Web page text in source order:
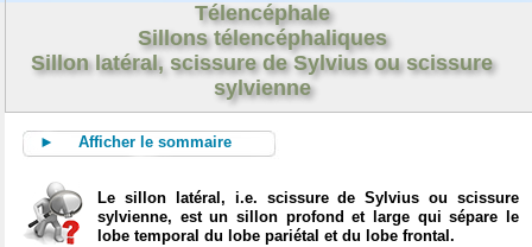
Télencéphale
Sillons télencéphaliques
Sillon latéral, scissure de Sylvius ou scissure
sylvienne
► Afficher le sommaire
Le sillon latéral, i.e. scissure de Sylvius ou scissure
sylvienne, est un sillon profond et large qui sépare le
lobe temporal du lobe pariétal et du lobe frontal.